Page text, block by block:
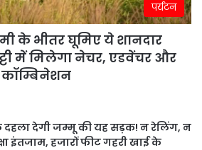
पर्यटन
के भीतर घूमिए ये शानदार
में मिलेगा नेचर, एडवेंचर और
दहला देगी जम्मू की यह सड़क! न रेलिंग, न
इंतजाम, हजारों फीट गहरी खाई के